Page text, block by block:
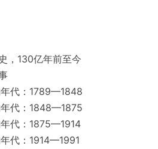
，130亿年前至今
年代：1789—1848
年代：1848—1875
年代：1875—1914
年代：1914—1991